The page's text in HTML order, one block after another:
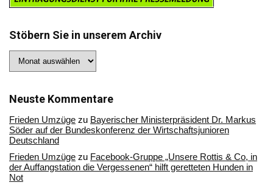
Stöbern Sie in unserem Archiv
Sie
Archiv
Neuste Kommentare
Frieden Umzüge zu Bayerischer Ministerpräsident Dr. Markus
Söder auf der Bundeskonferenz der Wirtschaftsjunioren
Deutschland
Frieden Umzüge zu Facebook-Gruppe „Unsere Rottis & Co, in
der Auffangstation die Vergessenen“ hilft geretteten Hunden in
Not